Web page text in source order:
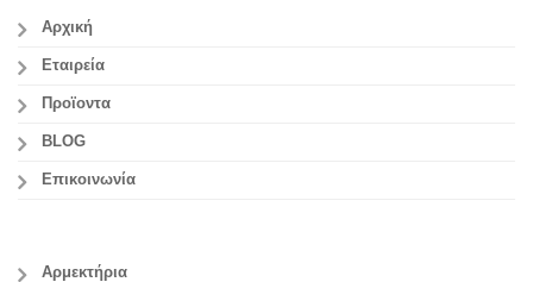
Αρχική
Εταιρεία
Προϊοντα
BLOG
Επικοινωνία
Αρμεκτήρια